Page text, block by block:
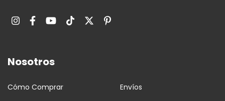
Nosotros
Cómo Comprar Envíos